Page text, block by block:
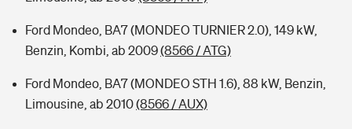
Ford Mondeo, BA7 (MONDEO TURNIER 2.0), 149 kW,
Benzin, Kombi, ab 2009(8566 / ATG)
Ford Mondeo, BA7 (MONDEO STH 1.6), 88 kW, Benzin,
Limousine, ab 2010(8566 / AUX)